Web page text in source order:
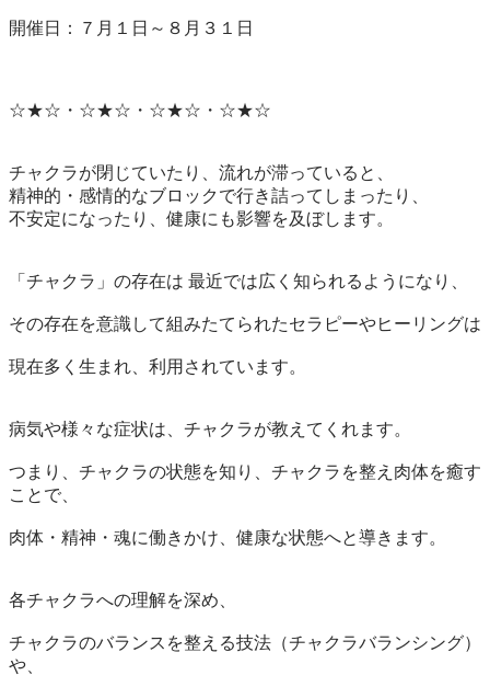
開催日：７月１日～８月３１日
☆★☆・☆★☆・☆★☆・☆★☆
チャクラが閉じていたり、流れが滞っていると、
精神的・感情的なブロックで行き詰ってしまったり、
不安定になったり、健康にも影響を及ぼします。
「チャクラ」の存在は 最近では広く知られるようになり、
その存在を意識して組みたてられたセラピーやヒーリングは
現在多く生まれ、利用されています。
病気や様々な症状は、チャクラが教えてくれます。
つまり、チャクラの状態を知り、チャクラを整え肉体を癒す
ことで、
肉体・精神・魂に働きかけ、健康な状態へと導きます。
各チャクラへの理解を深め、
チャクラのバランスを整える技法（チャクラバランシング）
や、